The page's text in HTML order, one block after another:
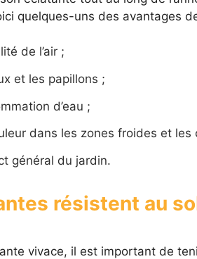
quelques-uns des avantages
de l’air ;
et les papillons ;
d’eau ;
dans les zones froides et les
général du jardin.
résistent au
vivace, il est important de